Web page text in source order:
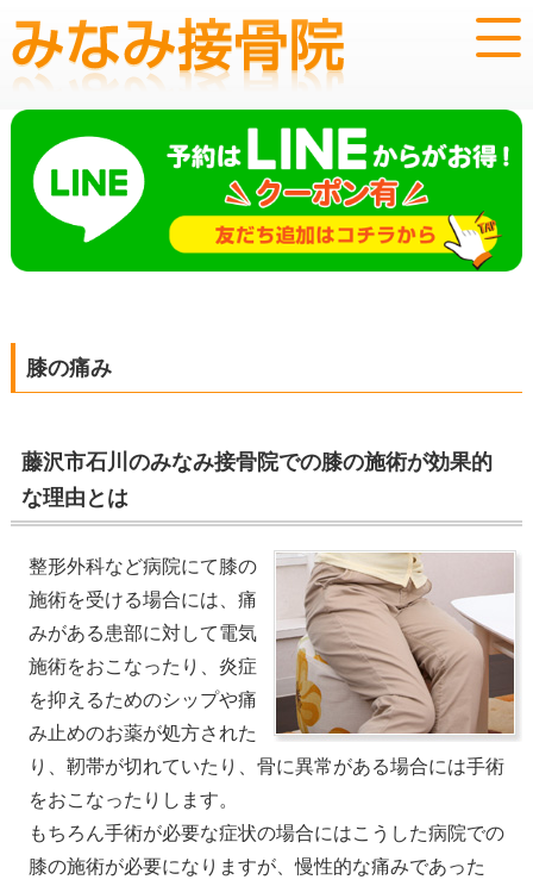
膝の痛み
藤沢市石川のみなみ接骨院での膝の施術が効果的
な理由とは
整形外科など病院にて膝の
施術を受ける場合には、痛
みがある患部に対して電気
施術をおこなったり、炎症
を抑えるためのシップや痛
み止めのお薬が処方された
り、靭帯が切れていたり、骨に異常がある場合には手術
をおこなったりします。
もちろん手術が必要な症状の場合にはこうした病院での
膝の施術が必要になりますが、慢性的な痛みであった